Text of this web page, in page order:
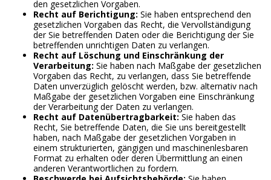
den gesetzlichen Vorgaben.
Recht auf Berichtigung: Sie haben entsprechend den
gesetzlichen Vorgaben das Recht, die Vervollständigung
der Sie betreffenden Daten oder die Berichtigung der Sie
betreffenden unrichtigen Daten zu verlangen.
Recht auf Löschung und Einschränkung der
Verarbeitung: Sie haben nach Maßgabe der gesetzlichen
Vorgaben das Recht, zu verlangen, dass Sie betreffende
Daten unverzüglich gelöscht werden, bzw. alternativ nach
Maßgabe der gesetzlichen Vorgaben eine Einschränkung
der Verarbeitung der Daten zu verlangen.
Recht auf Datenübertragbarkeit: Sie haben das
Recht, Sie betreffende Daten, die Sie uns bereitgestellt
haben, nach Maßgabe der gesetzlichen Vorgaben in
einem strukturierten, gängigen und maschinenlesbaren
Format zu erhalten oder deren Übermittlung an einen
anderen Verantwortlichen zu fordern.